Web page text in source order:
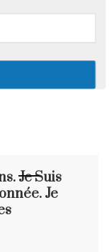
articles par e-
Je Suis
Je